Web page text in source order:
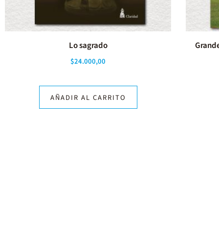
Lo sagrado
$24.000,00
AÑADIR AL CARRITO